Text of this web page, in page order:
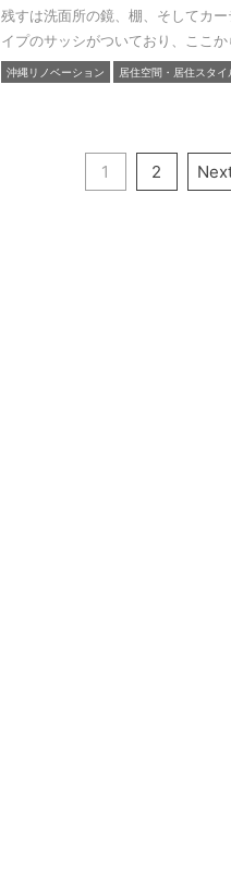
残すは洗面所の鏡、棚、そしてカ
イプのサッシがついており、ここ
沖縄リノベーション 居住空間・居住スタイ
1 2